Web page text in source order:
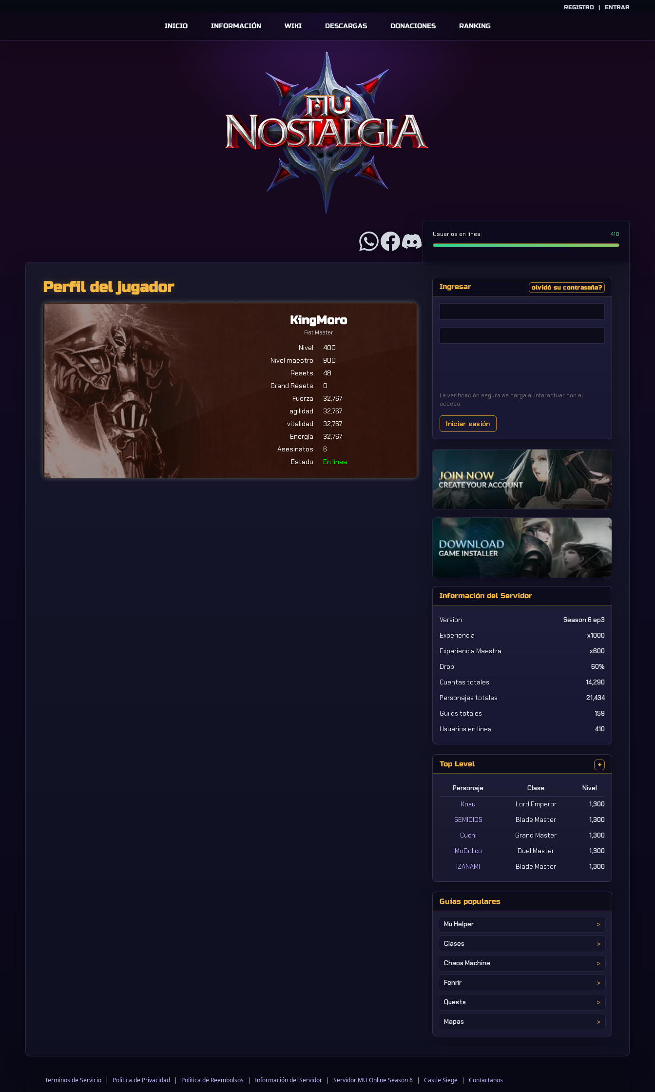
REGISTRO | ENTRAR
INICIO INFORMACIÓN WIKI DESCARGAS DONACIONES RANKING
Usuarios en línea: 410
Perfil del jugador
KingMoro
Fist Master
Nivel
400
Nivel maestro
900
Resets
48
Grand Resets
0
Fuerza
32,767
agilidad
32,767
vitalidad
32,767
Energía
32,767
Asesinatos
6
Estado
En línea
Ingresar olvidó su contraseña?
de
usuario
La verificación segura se carga al interactuar con el
acceso.
Iniciar sesión
Información del Servidor
Version
Season 6 ep3
Experiencia
x1000
Experiencia Maestra
x600
Drop
60%
Cuentas totales
14,290
Personajes totales
21,434
Guilds totales
159
Usuarios en línea
410
Top Level +
Personaje Clase
Nivel
Kosu
Lord Emperor
1,300
SEMIDIOS
Blade Master
1,300
Cuchi
Grand Master
1,300
MoGolico
Duel Master
1,300
IZANAMI
Blade Master 1,300
Guías populares
Mu Helper
Clases
Chaos Machine
Fenrir
Quests
Mapas
Terminos de Servicio | Politica de Privacidad | Politica de Reembolsos | Información del Servidor | Servidor MU Online Season 6 | Castle Siege | Contactanos